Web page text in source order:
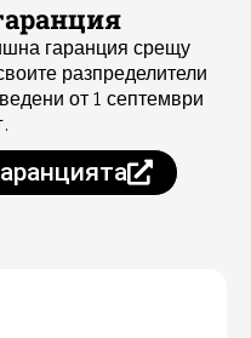
гаранция срещу
разпределители
от 1 септември